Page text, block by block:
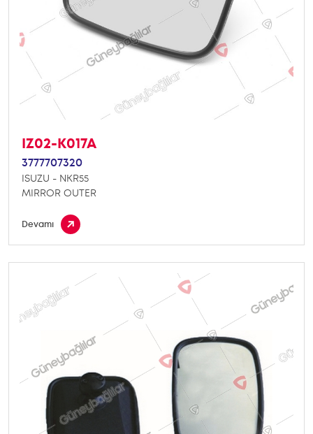
IZ02-K017A
3777707320
ISUZU - NKR55
MIRROR OUTER
Devamı